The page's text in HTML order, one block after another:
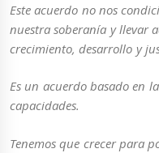
Este acuerdo no nos
nuestra soberanía y llevar
crecimiento, desarrollo y
Es un acuerdo basado en
capacidades.
Tenemos que crecer para